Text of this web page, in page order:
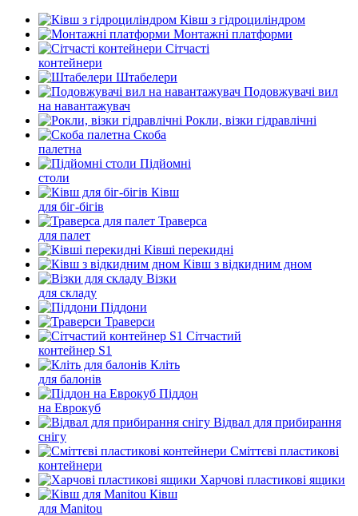
Ківш з гідроциліндром
Монтажні платформи
Сітчасті
контейнери
Штабелери
Подовжувачі вил
на навантажувач
Рокли, візки гідравлічні
Скоба
палетна
Підйомні
столи
Ківш
для біг-бігів
Траверса
для палет
Ківші перекидні
Ківш з відкидним дном
Візки
для складу
Піддони
Траверси
Сітчастий
контейнер S1
Кліть
для балонів
Піддон
на Еврокуб
Відвал для прибирання
снігу
Cміттєві пластикові
контейнери
Харчові пластикові ящики
Ківш
для Manitou